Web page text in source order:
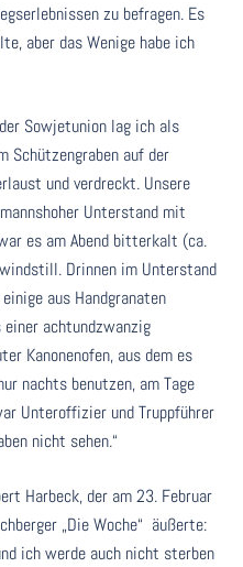
zu befragen. Es
aber das Wenige habe ich
Sowjetunion lag ich als
Schützengraben auf der
und verdreckt. Unsere
Unterstand mit
es am Abend bitterkalt (ca.
Drinnen im Unterstand
aus Handgranaten
achtundzwanzig
Kanonenofen, aus dem es
nachts benutzen, am Tage
Unteroffizier und Truppführer
nicht sehen.“
Harbeck, der am 23. Februar
„Die Woche“ äußerte:
ich werde auch nicht sterben